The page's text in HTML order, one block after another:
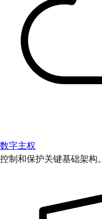
数字主权
控制和保护关键基础架构。